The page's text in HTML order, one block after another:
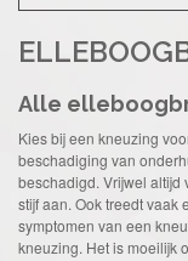
Alle
Kies bij een kneuzing
beschadiging van
beschadigd. Vrijwel altijd
stijf aan. Ook treedt vaak
symptomen van een
kneuzing. Het is moeilijk